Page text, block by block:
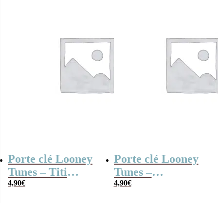
Porte clé Looney
Tunes – Titi
4,90€
Porte clé Looney
Tunes –
Grosminet
4,90€